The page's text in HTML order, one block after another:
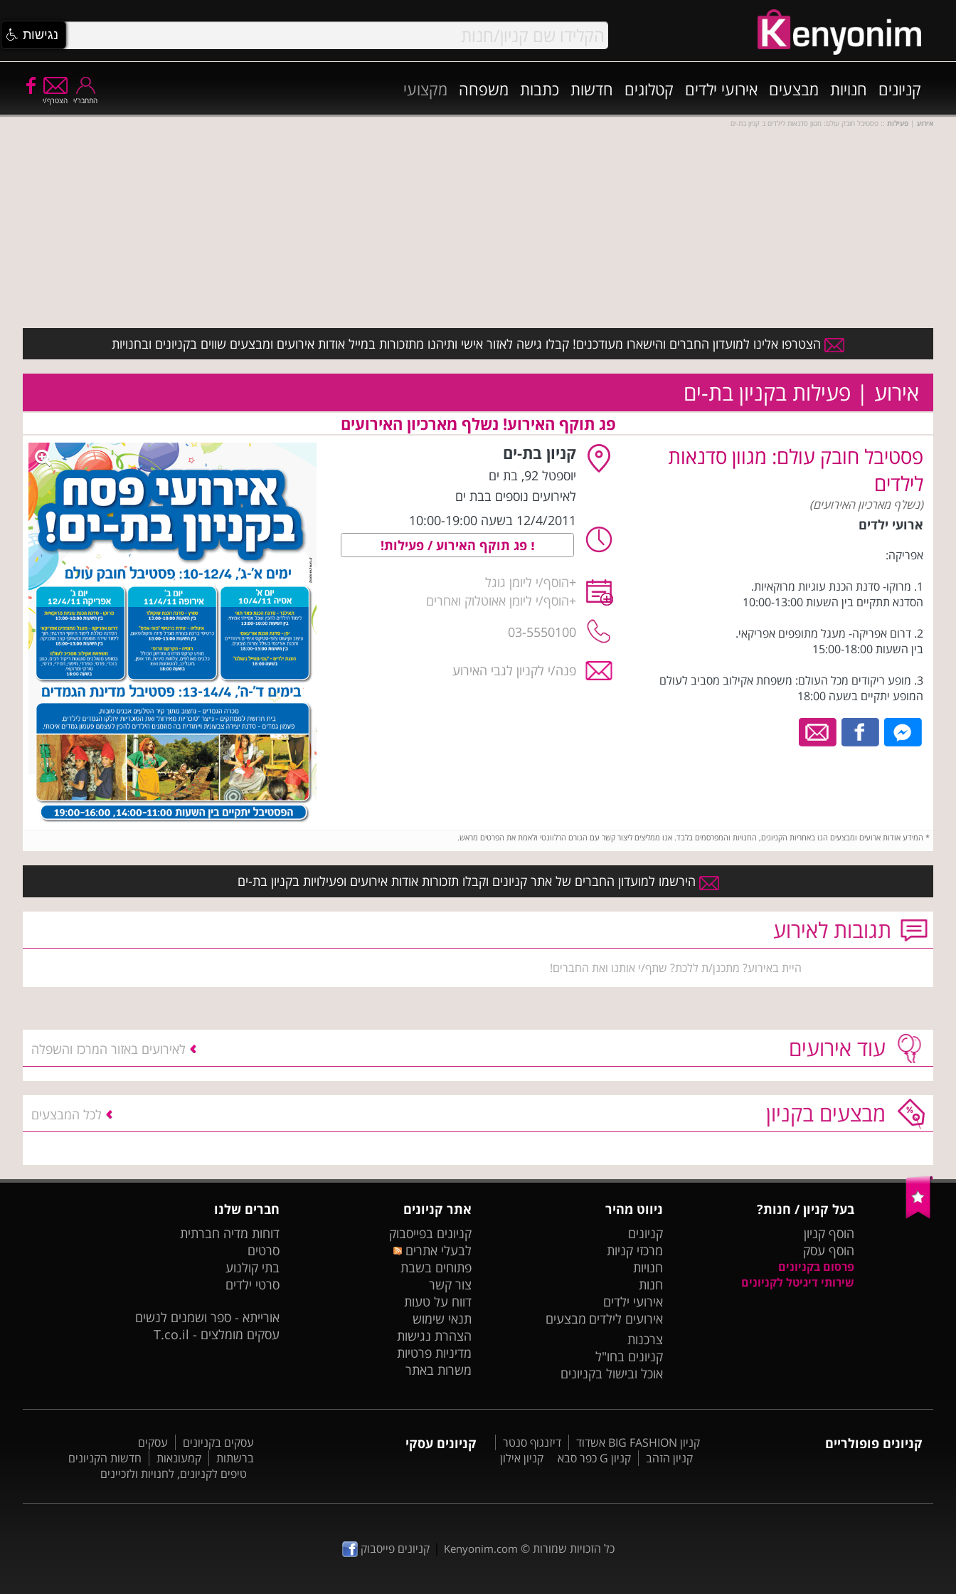
קניונים חנויות מבצעים אירועי ילדים קטלוגים חדשות כתבות משפחה מקצועי
הצטרף/י התחבר/י
אירוע | פעילות :: פסטיבל חובק עולם: מגוון סדנאות לילדים ב קניון בת-ים
הצטרפו אלינו למועדון החברים והישארו מעודכנים! קבלו גישה לאזור אישי ותיהנו מתזכורות במייל אודות אירועים ומבצעים שווים בקניונים ובחנויות
אירוע | פעילות בקניון בת-ים
פג תוקף האירוע! נשלף מארכיון האירועים
פסטיבל חובק עולם: מגוון סדנאות
לילדים
(נשלף מארכיון האירועים)
ארועי ילדים
אפריקה:
1. מרוקו- סדנת הכנת עוגיות מרוקאיות.
הסדנא תתקיים בין השעות 10:00-13:00
2. דרום אפריקה- מעגל מתופפים אפריקאי.
בין השעות 15:00-18:00
3. מופע ריקודים מכל העולם: משפחת אקילוב מסביב לעולם
המופע יתקיים בשעה 18:00
קניון בת-ים
יוספטל 92 , בת ים
לאירועים נוספים בבת ים
12/4/2011 בשעה 10:00-19:00
פג תוקף האירוע / פעילות!
+הוסף/י ליומן גוגל
+הוסף/י ליומן אאוטלוק ואחרים
03-5550100
פנה/י לקניון לגבי האירוע
* המידע אודות ארועים ומבצעים הנו באחריות הקניונים, החנויות והמפרסמים בלבד. אנו ממליצים ליצור קשר עם הגורם הרלוונטי ולאמת את הפרטים מראש.
הירשמו למועדון החברים של אתר קניונים וקבלו תזכורות אודות אירועים ופעילויות בקניון בת-ים
תגובות לאירוע
היית באירוע? מתכנן/ת ללכת? שתף/י אותנו ואת החברים!
עוד אירועים לאירועים באזור המרכז והשפלה
מבצעים בקניון לכל המבצעים
בעל קניון / חנות?
הוסף קניון
הוסף עסק
פרסום בקניונים
שירותי דיגיטל לקניונים
ניווט מהיר
קניונים
מרכזי קניות
חנויות
חנות
אירועי ילדים
אירועים לילדים מבצעים
צרכנות
קניונים בחו"ל
אוכל ובישול בקניונים
אתר קניונים
קניונים בפייסבוק
לבעלי אתרים
פתוחים בשבת
צור קשר
דווח על טעות
תנאי שימוש
הצהרת נגישות
מדיניות פרטיות
משרות באתר
חברים שלנו
דוחות מדיה חברתית
סרטים
בתי קולנוע
סרטי ילדים
אורייתא - ספר ושמנים לנשים
עסקים מומלצים - T.co.il
קניונים פופולריים קניון BIG FASHION אשדוד
דיזנגוף סנטר
קניון הזהב
קניון G כפר סבא קניון אילון
קניונים עסקי עסקים בקניונים
עסקים
ברשתות
קמעונאות
חדשות הקניונים
טיפים לקניונים, לחנויות ולזכיינים
כל הזכויות שמורות © Kenyonim.com
|קניונים פייסבוק
נגישות